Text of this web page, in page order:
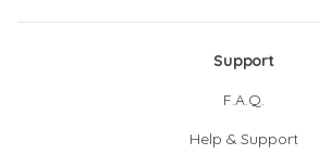
Support
F.A.Q.
Help & Support